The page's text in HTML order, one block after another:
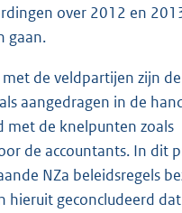
over 2012 en
gaan.
de veldpartijen zijn de
aangedragen in de
met de knelpunten zoals
de accountants. In dit
NZa beleidsregels
hieruit geconcludeerd